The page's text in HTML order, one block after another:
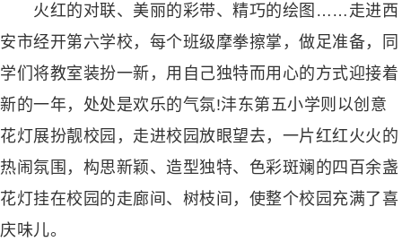
火红的对联、美丽的彩带、精巧的绘图……走进西
安市经开第六学校，每个班级摩拳擦掌，做足准备，同
学们将教室装扮一新，用自己独特而用心的方式迎接着
新的一年，处处是欢乐的气氛!沣东第五小学则以创意
花灯展扮靓校园，走进校园放眼望去，一片红红火火的
热闹氛围，构思新颖、造型独特、色彩斑斓的四百余盏
花灯挂在校园的走廊间、树枝间，使整个校园充满了喜
庆味儿。